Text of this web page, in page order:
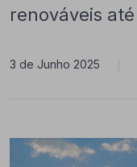
renováveis
3 de Junho 2025